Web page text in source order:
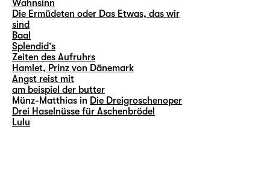
Wahnsinn
Die Ermüdeten oder Das Etwas, das wir
sind
Baal
Splendid’s
Zeiten des Aufruhrs
Hamlet, Prinz von Dänemark
Angst reist mit
am beispiel der butter
Münz-Matthias in Die Dreigroschenoper
Drei Haselnüsse für Aschenbrödel
Lulu